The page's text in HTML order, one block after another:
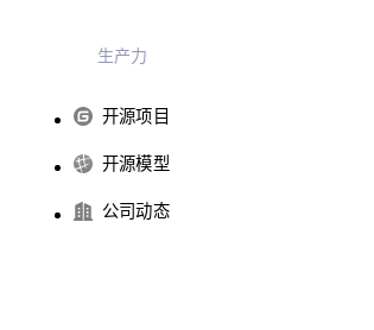
生产力
开源项目
开源模型
公司动态